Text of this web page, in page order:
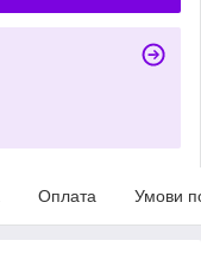
Оплата Умови